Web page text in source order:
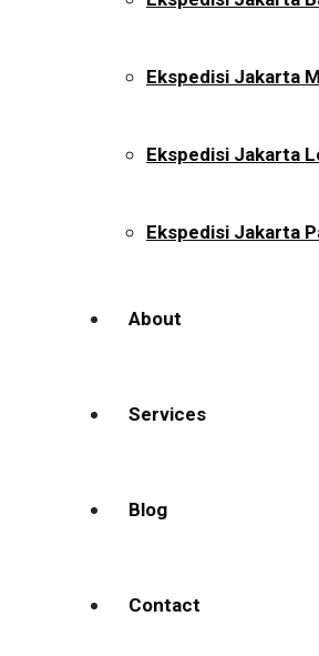
Ekspedisi Jakarta
Ekspedisi Jakarta
Ekspedisi Jakarta
About
Services
Blog
Contact